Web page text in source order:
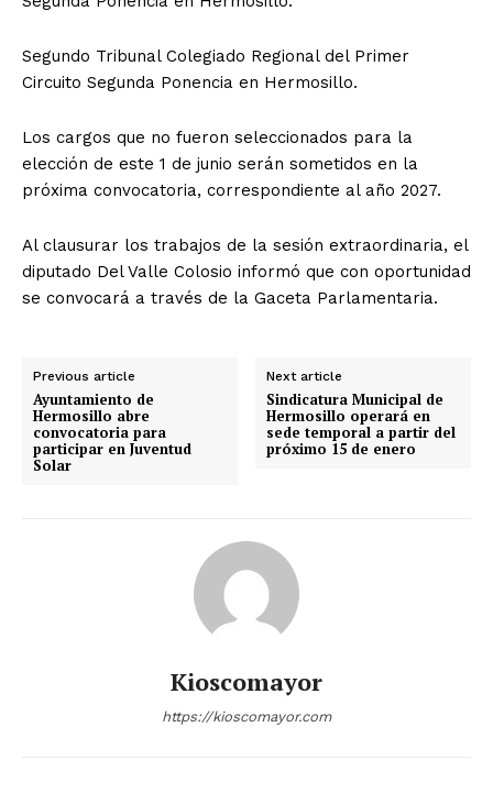
Segundo Tribunal Colegiado Regional del Primer
Circuito Segunda Ponencia en Hermosillo.
Los cargos que no fueron seleccionados para la
elección de este 1 de junio serán sometidos en la
próxima convocatoria, correspondiente al año 2027.
Al clausurar los trabajos de la sesión extraordinaria, el
diputado Del Valle Colosio informó que con oportunidad
se convocará a través de la Gaceta Parlamentaria.
Previous article
Ayuntamiento de
Hermosillo abre
convocatoria para
participar en Juventud
Solar
Next article
Sindicatura Municipal de
Hermosillo operará en
sede temporal a partir del
próximo 15 de enero
Kioscomayor
https://kioscomayor.com